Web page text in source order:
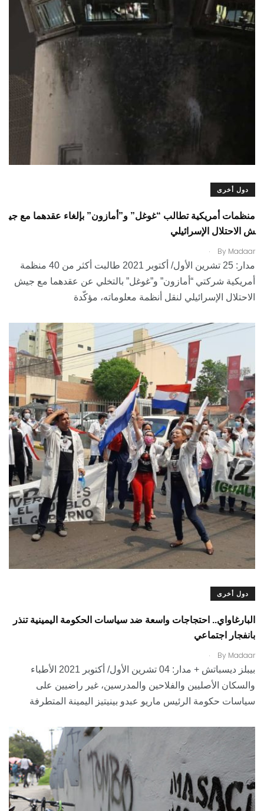
دول أخرى
منظمات أمريكية تطالب “غوغل” و”أمازون” بإلغاء عقدهما مع جي
ش الاحتلال الإسرائيلي
By Madaar
.
مدار: 25 تشرين الأول/ أكتوبر 2021 طالبت أكثر من 40 منظمة
أمريكية شركتي “أمازون” و”غوغل” بالتخلي عن عقدهما مع جيش
الاحتلال الإسرائيلي لنقل أنظمة معلوماته، مؤكّدة
دول أخرى
البارغاواي.. احتجاجات واسعة ضد سياسات الحكومة اليمينية تنذر
بانفجار اجتماعي
By Madaar
.
بيبلز ديسباتش + مدار: 04 تشرين الأول/ أكتوبر 2021 الأطباء
والسكان الأصليين والفلاحين والمدرسين، غير راضيين على
سياسات حكومة الرئيس ماريو عبدو بينيتيز اليمينة المتطرفة